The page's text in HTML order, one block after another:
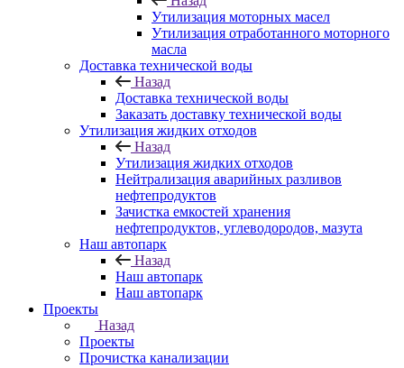
Утилизация моторных масел
Утилизация отработанного моторного
масла
Доставка технической воды
Назад
Доставка технической воды
Заказать доставку технической воды
Утилизация жидких отходов
Назад
Утилизация жидких отходов
Нейтрализация аварийных разливов
нефтепродуктов
Зачистка емкостей хранения
нефтепродуктов, углеводородов, мазута
Наш автопарк
Назад
Наш автопарк
Наш автопарк
Проекты
Назад
Проекты
Прочистка канализации